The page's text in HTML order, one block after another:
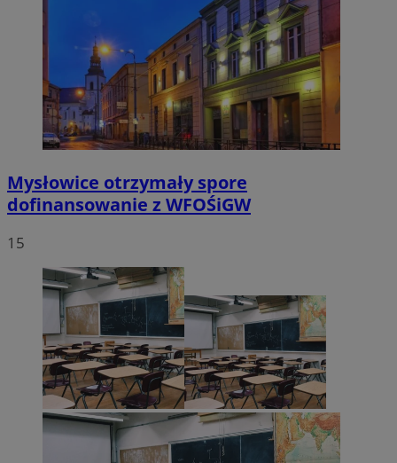
Mysłowice otrzymały spore
dofinansowanie z WFOŚiGW
15